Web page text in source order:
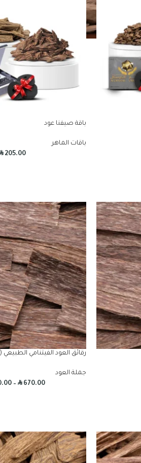
باقة صيفنا عود
باقات الماهر
205.00
رقائق العود الفيتنامي الطبيعي (AAA) – بالجملة
جملة العود
R670.00
–